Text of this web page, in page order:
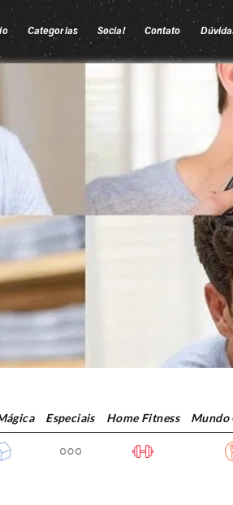
Categorias Social Contato
Especiais Home Fitness Mundo